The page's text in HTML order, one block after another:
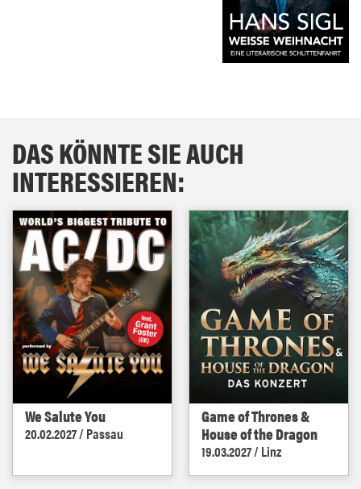
DAS KÖNNTE SIE AUCH
INTERESSIEREN:
We Salute You
20.02.2027 / Passau
Game of Thrones &
House of the Dragon
19.03.2027 / Linz